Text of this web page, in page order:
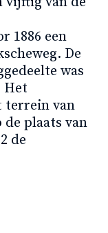
1886 een
De
was
Het
terrein van
plaats van
de